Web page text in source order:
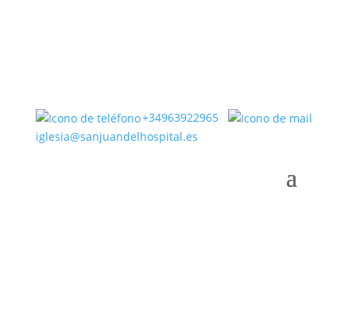
+34963922965
iglesia@sanjuandelhospital.es